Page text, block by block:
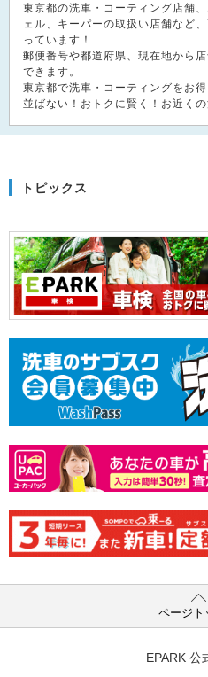
東京都の洗車・コーティング店舗
ェル、キーパーの取扱い店舗など
っています！
郵便番号や都道府県、現在地から
できます。
東京都で洗車・コーティングをお
並ばない！おトクに賢く！お近く
トピックス
ページト